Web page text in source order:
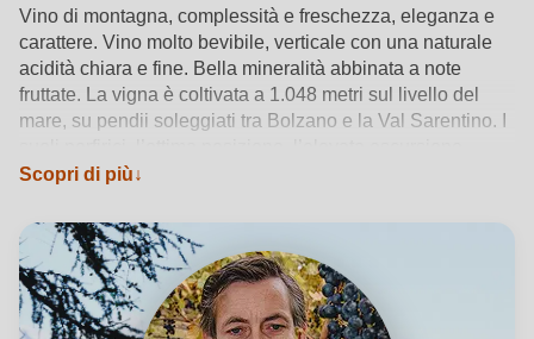
Vino di montagna, complessità e freschezza, eleganza e
carattere. Vino molto bevibile, verticale con una naturale
acidità chiara e fine. Bella mineralità abbinata a note
fruttate. La vigna è coltivata a 1.048 metri sul livello del
mare, su pendii soleggiati tra Bolzano e la Val Sarentino. I
termica e le caratteristiche microclimatiche insieme
vinificare donano al nostro vino di montagna un
inconfondibile carattere ed un gusto unico.
Vedi dettagli del prodotto →
Scopri di più